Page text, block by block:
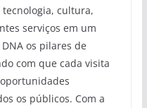
cultura,
serviços em um
os pilares de
com que cada visita
os públicos. Com a